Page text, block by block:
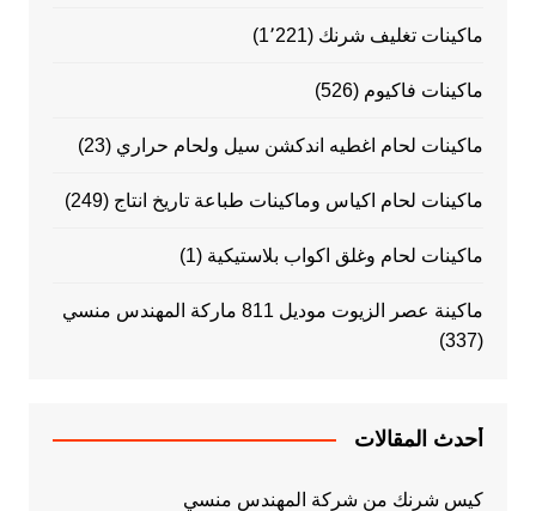
ماكينات تغليف شرنك (1٬221)
ماكينات فاكيوم (526)
ماكينات لحام اغطيه اندكشن سيل ولحام حراري (23)
ماكينات لحام اكياس وماكينات طباعة تاريخ انتاج (249)
ماكينات لحام وغلق اكواب بلاستيكية (1)
ماكينة عصر الزيوت موديل 811 ماركة المهندس منسي
(337)
أحدث المقالات
كيس شرنك من شركة المهندس منسي